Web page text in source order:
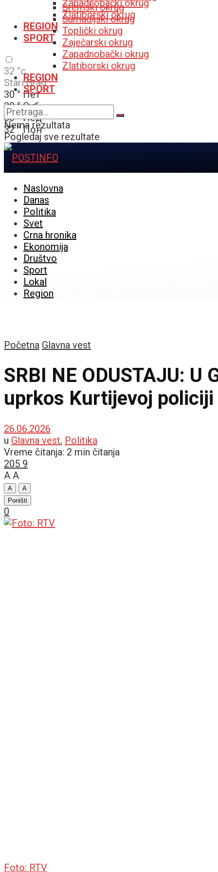
Zapadnobački okrug
Zlatiborski okrug
REGION
SPORT
32 °c
Stari Grad
30 ° Пет
30 ° Суб
30 ° Нед
32 ° Пон
Sremski okrug
Šumadijski okrug
Toplički okrug
Zaječarski okrug
Zapadnobački okrug
Zlatiborski okrug
REGION
SPORT
Nema rezultata
Pogledaj sve rezultate
Naslovna
Danas
Politika
Svet
Crna hronika
Ekonomija
Društvo
Sport
Lokal
Region
Početna Glavna vest
SRBI NE ODUSTAJU:
uprkos Kurtijevoj policiji
26.06.2026
u Glavna vest, Politika
Vreme čitanja: 2 min čitanja
205 9
A A
A
A
Poništi
0
Foto: RTV